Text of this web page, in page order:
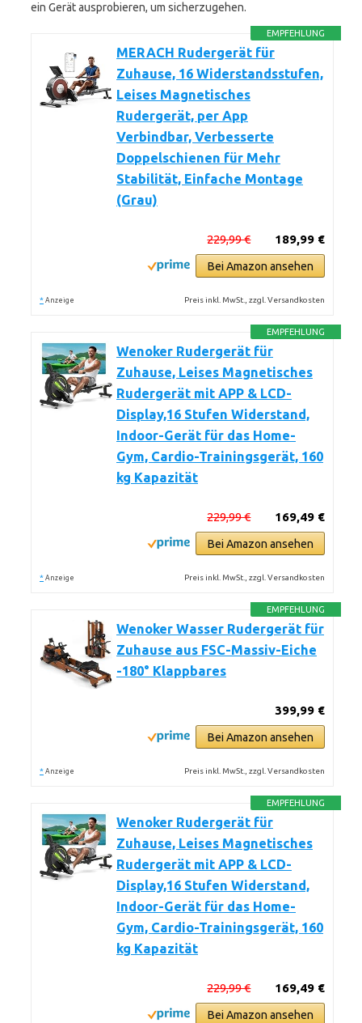
ein Gerät ausprobieren, um sicherzugehen.
EMPFEHLUNG
MERACH Rudergerät für
Zuhause, 16 Widerstandsstufen,
Leises Magnetisches
Rudergerät, per App
Verbindbar, Verbesserte
Doppelschienen für Mehr
Stabilität, Einfache Montage
(Grau)
189,99 €
229,99 €
Bei Amazon ansehen
* Anzeige Preis inkl. MwSt., zzgl. Versandkosten
EMPFEHLUNG
Wenoker Rudergerät für
Zuhause, Leises Magnetisches
Rudergerät mit APP & LCD-
Display,16 Stufen Widerstand,
Indoor-Gerät für das Home-
Gym, Cardio-Trainingsgerät, 160
kg Kapazität
169,49 €
229,99 €
Bei Amazon ansehen
* Anzeige Preis inkl. MwSt., zzgl. Versandkosten
EMPFEHLUNG
Wenoker Wasser Rudergerät für
Zuhause aus FSC-Massiv-Eiche
-180° Klappbares
399,99 €
Bei Amazon ansehen
* Anzeige Preis inkl. MwSt., zzgl. Versandkosten
EMPFEHLUNG
Wenoker Rudergerät für
Zuhause, Leises Magnetisches
Rudergerät mit APP & LCD-
Display,16 Stufen Widerstand,
Indoor-Gerät für das Home-
Gym, Cardio-Trainingsgerät, 160
kg Kapazität
169,49 €
229,99 €
Bei Amazon ansehen